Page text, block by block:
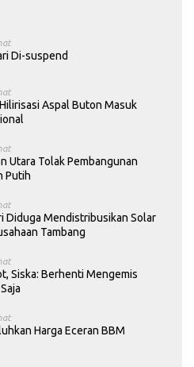
Di-suspend
Aspal Buton Masuk
Utara Tolak Pembangunan
Putih
Diduga Mendistribusikan Solar
Tambang
Siska: Berhenti Mengemis
Harga Eceran BBM